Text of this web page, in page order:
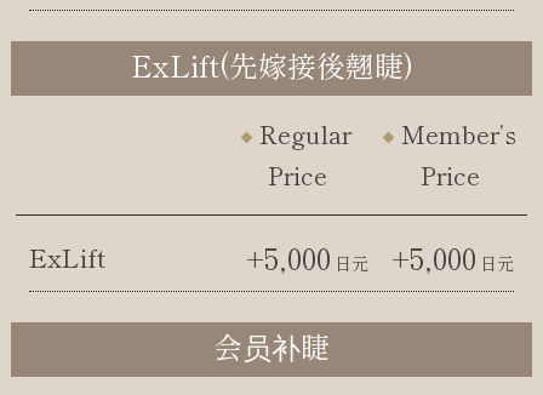
ExLift(先嫁接後翹睫)
Regular
Price
Member’s
Price
ExLift +5,000 日元 +5,000 日元
会员补睫